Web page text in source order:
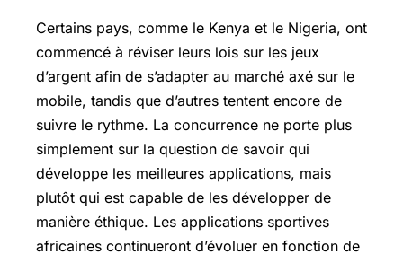
Certains pays, comme le Kenya et le Nigeria, ont
commencé à réviser leurs lois sur les jeux
d’argent afin de s’adapter au marché axé sur le
mobile, tandis que d’autres tentent encore de
suivre le rythme. La concurrence ne porte plus
simplement sur la question de savoir qui
développe les meilleures applications, mais
plutôt qui est capable de les développer de
manière éthique. Les applications sportives
africaines continueront d’évoluer en fonction de